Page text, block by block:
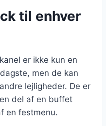
til enhver
er ikke kun en
men de kan
lejligheder. De er
del af en buffet
en festmenu.